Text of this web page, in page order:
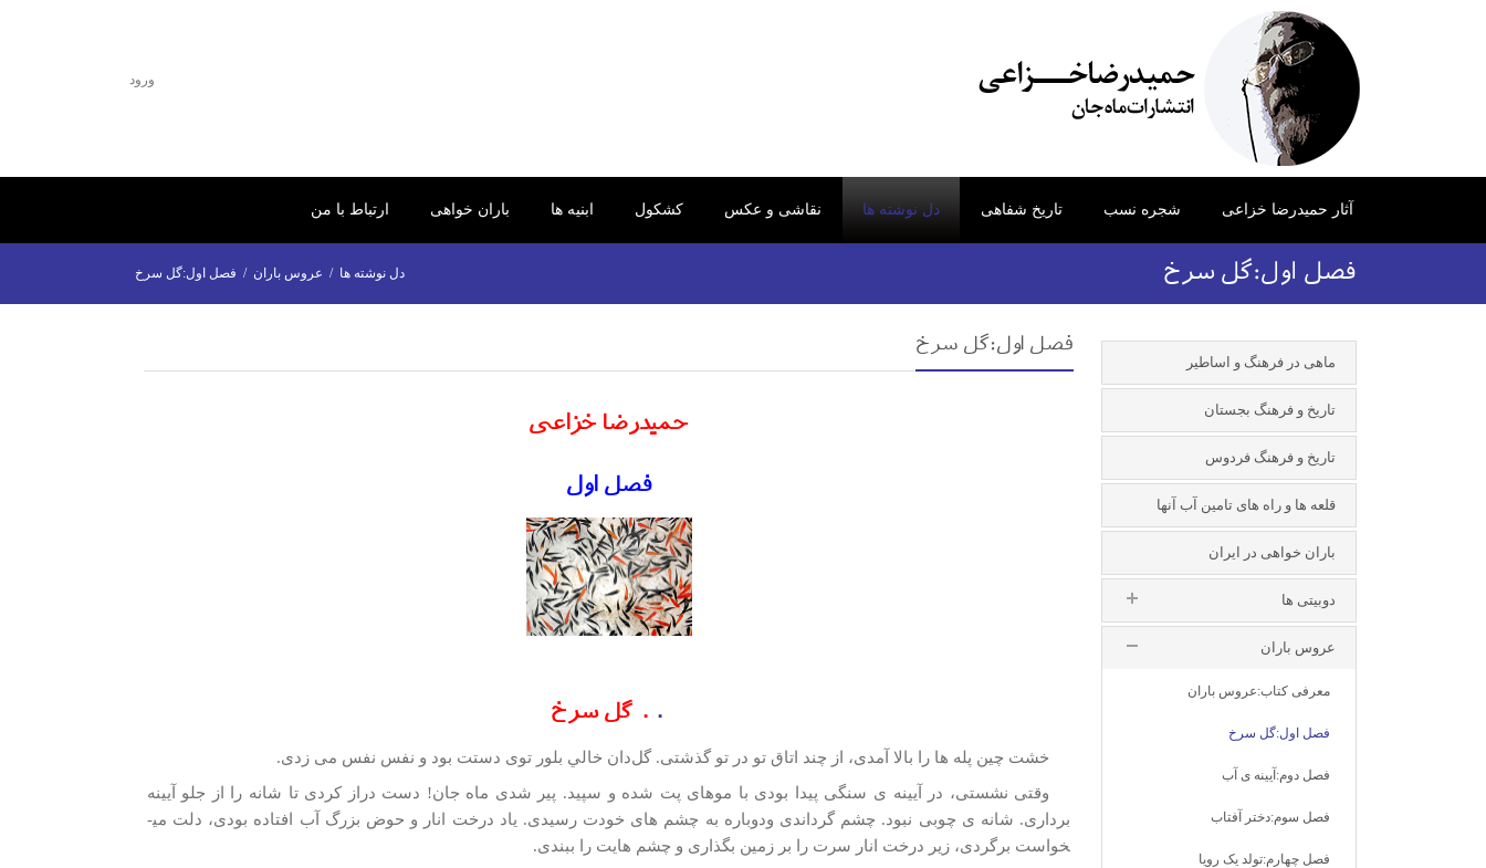
ورود
آثار حمیدرضا خزاعی شجره نسب تاریخ شفاهی دل نوشته ها نقاشی و عکس کشکول ابنیه ها باران خواهی ارتباط با من
فصل اول:گل سرخ دل نوشته ها / عروس باران / فصل اول:گل سرخ
ماهی در فرهنگ و اساطیر
تاریخ و فرهنگ بجستان
تاریخ و فرهنگ فردوس
قلعه ها و راه های تامین آب آنها
باران خواهی در ایران
دوبیتی ها
عروس باران
معرفی کتاب:عروس باران
فصل اول:گل سرخ
فصل دوم:آیینه ی آب
فصل سوم:دختر آفتاب
فصل چهارم:تولد یک رویا
فصل اول:گل سرخ
حمیدرضا خزاعی
فصل اول
گل سرخ
خشت­ چین پله­ ها را بالا آمدی، از چند اتاق تو در تو گذشتی. گل‌دان خالي بلور توی دستت بود و نفس نفس می­ زدی.
وقتی نشستی، در آیینه­ ی سنگی پیدا بودی با موهای پت شده و سپید. پیر شدی ماه ­جان! دست دراز کردی تا شانه را از جلو آیینه
برداری. شانه­ ی چوبی نبود. چشم گرداندی ودوباره به چشم های خودت رسیدی. یاد درخت انار و حوض بزرگ آب افتاده بودی، دلت می­
خواست برگردی، زیر درخت انار سرت را بر زمین بگذاری و چشم­ هایت را ببندی.